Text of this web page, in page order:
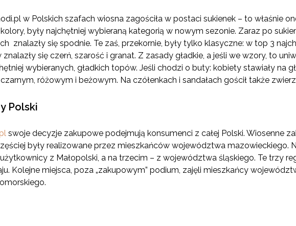
w Polskich szafach wiosna zagościła w postaci sukienek – to właśnie
były najchętniej wybieraną kategorią w nowym sezonie. Zaraz po
znalazły się spodnie. Te zaś, przekornie, były tylko klasyczne: w top 3
się czerń, szarość i granat. Z zasady gładkie, a jeśli we wzory, to
wybieranych, gładkich topów. Jeśli chodzi o buty: kobiety stawiały na
różowym i beżowym. Na czółenkach i sandałach gościł także
Polski
swoje decyzje zakupowe podejmują konsumenci z całej Polski. Wiosenne
były realizowane przez mieszkańców województwa mazowieckiego.
z Małopolski, a na trzecim – z województwa śląskiego. Te trzy
Kolejne miejsca, poza „zakupowym” podium, zajęli mieszkańcy